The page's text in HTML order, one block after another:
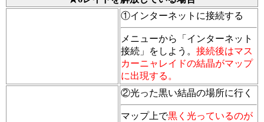
①インターネットに接続する
メニューから「インターネット
接続」をしよう。 接続後はマス
カーニャレイドの結晶がマップ
に出現する。
②光った黒い結晶の場所に行く
マップ上で黒く光っているのが